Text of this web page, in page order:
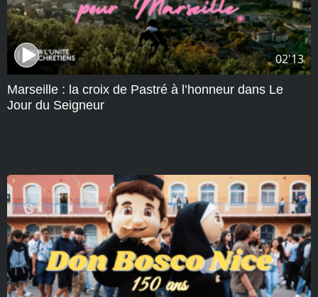
02'13
Marseille : la croix de Pastré à l’honneur dans Le
Jour du Seigneur